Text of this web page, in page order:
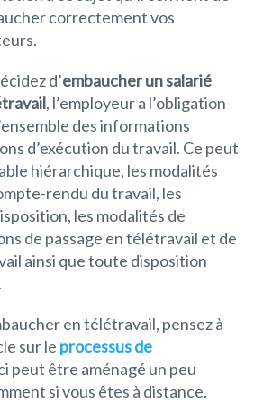
correctement vos
d’embaucher un salarié
, l’employeur a l’obligation
des informations
d’exécution du travail. Ce peut
hiérarchique, les modalités
rendu du travail, les
les modalités de
de passage en télétravail et de
ainsi que toute disposition
en télétravail, pensez à
sur le processus de
peut être aménagé un peu
si vous êtes à distance.